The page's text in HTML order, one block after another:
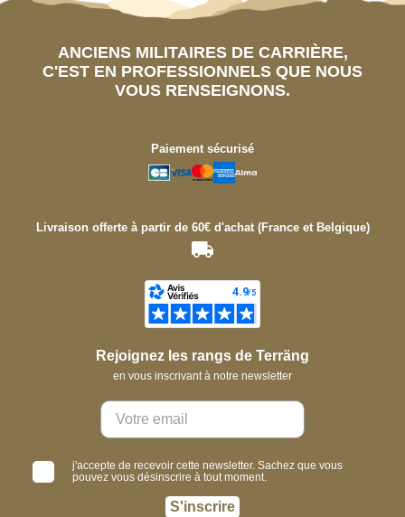
ANCIENS MILITAIRES DE CARRIÈRE,
C'EST EN PROFESSIONNELS QUE NOUS
VOUS RENSEIGNONS.
Paiement sécurisé
Livraison offerte à partir de 60€ d'achat (France et Belgique)
Rejoignez les rangs de Terräng
en vous inscrivant à notre newsletter
j'accepte de recevoir cette newsletter. Sachez que vous
pouvez vous désinscrire à tout moment.
S'inscrire